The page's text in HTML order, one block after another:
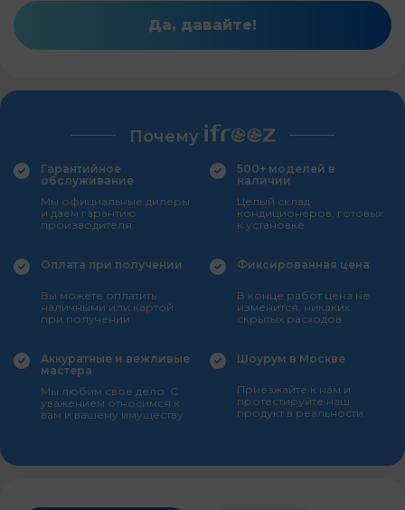
Да, давайте!
Почему
Гарантийное
обслуживание
Мы официальные дилеры
и даем гарантию
производителя
500+ моделей в
наличии
Целый склад
кондиционеров, готовых
к установке
Оплата при получении
Вы можете оплатить
наличными или картой
при получении
Фиксированная цена
В конце работ цена не
изменится, никаких
скрытых расходов
Аккуратные и вежливые
мастера
Мы любим свое дело. С
уважением относимся к
вам и вашему имуществу
Шоурум в Москве
Приезжайте к нам и
протестируйте наш
продукт в реальности